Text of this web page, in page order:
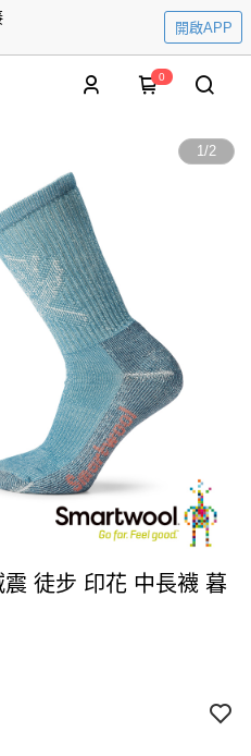
開啟APP
0
1/2
徒步 印花 中長襪 暮